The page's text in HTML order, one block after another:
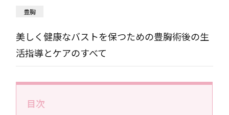
豊胸
美しく健康なバストを保つための豊胸術後の生
活指導とケアのすべて
目次